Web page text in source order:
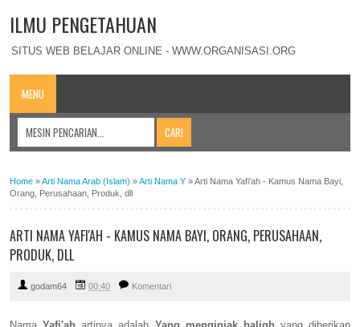
ILMU PENGETAHUAN
SITUS WEB BELAJAR ONLINE - WWW.ORGANISASI.ORG
MENU
Home »Arti Nama Arab (Islam) »Arti Nama Y »Arti Nama Yafi'ah - Kamus Nama Bayi,
Orang, Perusahaan, Produk, dll
ARTI NAMA YAFI'AH - KAMUS NAMA BAYI, ORANG, PERUSAHAAN,
PRODUK, DLL
godam64 00:40 Komentari